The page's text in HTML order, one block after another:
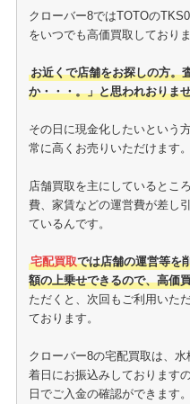
クローバー8ではTOTOの
をいつでも高価買取しておりま
お近くで店舗をお探しの方。
か・・・。」と思われおりま
その日に現金化したいという
常に高くお売りいただけます。
店舗買取を主にしているとこ
費、家賃などの運営費が差し
ているんです。
宅配買取では店舗の運営等を
額の上乗せできるので、高価
ただくと、次回もご利用いた
ております。
クローバー8の宅配買取は、
着日にお振込みしております
日でご入金の確認ができます。